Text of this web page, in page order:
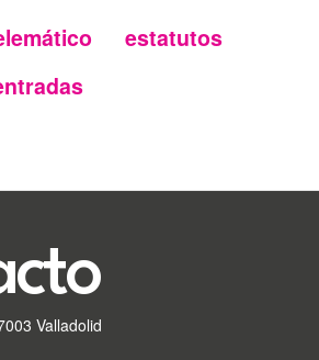
estatutos
Valladolid